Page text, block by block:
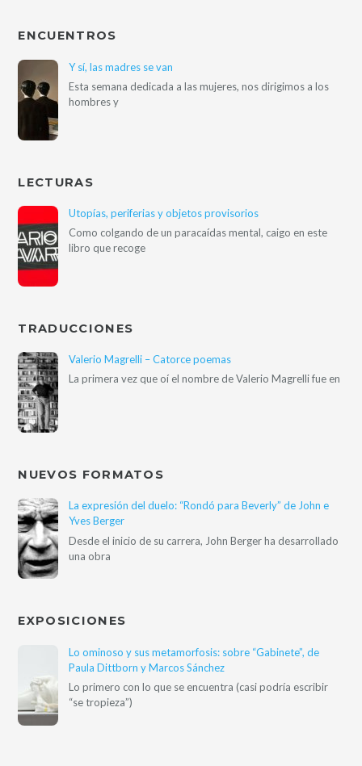
ENCUENTROS
Y sí, las madres se van
Esta semana dedicada a las mujeres, nos dirigimos a los
hombres y
LECTURAS
Utopías, periferias y objetos provisorios
Como colgando de un paracaídas mental, caigo en este
libro que recoge
TRADUCCIONES
Valerio Magrelli – Catorce poemas
La primera vez que oí el nombre de Valerio Magrelli fue en
NUEVOS FORMATOS
La expresión del duelo: “Rondó para Beverly” de John e
Yves Berger
Desde el inicio de su carrera, John Berger ha desarrollado
una obra
EXPOSICIONES
Lo ominoso y sus metamorfosis: sobre “Gabinete”, de
Paula Dittborn y Marcos Sánchez
Lo primero con lo que se encuentra (casi podría escribir
“se tropieza”)